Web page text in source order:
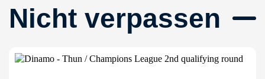
Nicht verpassen